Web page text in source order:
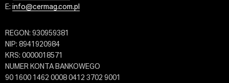
E: info@cermag.com.pl
REGON: 930959381
NIP: 8941920984
KRS: 0000018571
NUMER KONTA BANKOWEGO
90 1600 1462 0008 0412 3702 9001